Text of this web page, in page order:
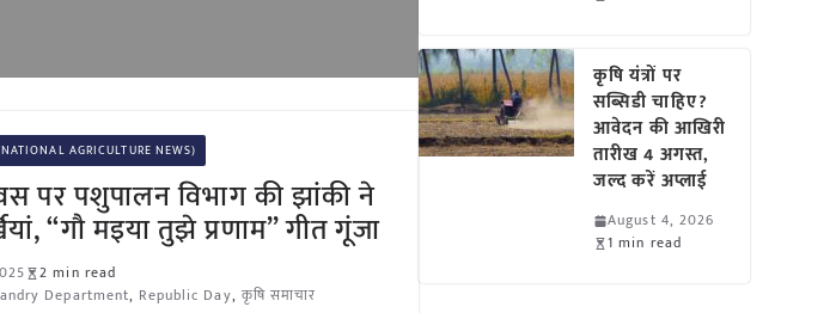
(NATIONAL AGRICULTURE NEWS)
पर पशुपालन विभाग की झांकी ने
“गौ मइया तुझे प्रणाम” गीत गूंजा
2 min read
Department, Republic Day, कृषि समाचार
कृषि यंत्रों पर
सब्सिडी चाहिए?
आवेदन की आखिरी
तारीख 4 अगस्त,
जल्द करें अप्लाई
August 4, 2026
1 min read